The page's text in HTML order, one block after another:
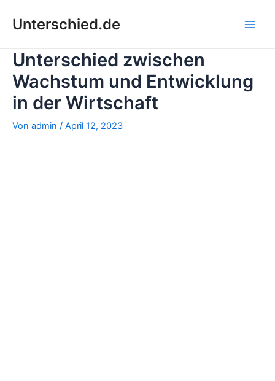
InhaltUnterschied.de
Unterschied zwischen
Wachstum und Entwicklung
in der Wirtschaft
Von admin / April 12, 2023